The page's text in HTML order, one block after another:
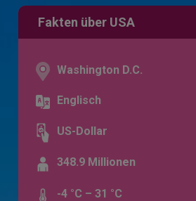
Fakten über USA
Washington D.C.
Englisch
US-Dollar
348.9 Millionen
-4 °C – 31 °C